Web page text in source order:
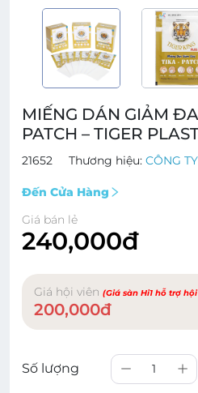
MIẾNG DÁN GIẢM
PATCH – TIGER
21652 Thương hiệu: CÔNG
Đến Cửa Hàng
Giá bán lẻ
240,000đ
Giá hội viên (Giá sàn Hi1 hỗ trợ
200,000đ
Số lượng 1